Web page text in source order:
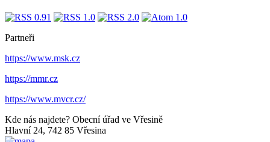
Partneři
https://www.msk.cz
https://mmr.cz
https://www.mvcr.cz/
Kde nás najdete? Obecní úřad ve Vřesině
Hlavní 24, 742 85 Vřesina